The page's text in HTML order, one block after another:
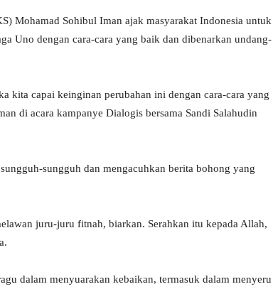
Mohamad Sohibul Iman ajak masyarakat Indonesia untuk
Uno dengan cara-cara yang baik dan dibenarkan undang-
kita capai keinginan perubahan ini dengan cara-cara yang
di acara kampanye Dialogis bersama Sandi Salahudin
sungguh dan mengacuhkan berita bohong yang
juru-juru fitnah, biarkan. Serahkan itu kepada Allah,
dalam menyuarakan kebaikan, termasuk dalam menyeru